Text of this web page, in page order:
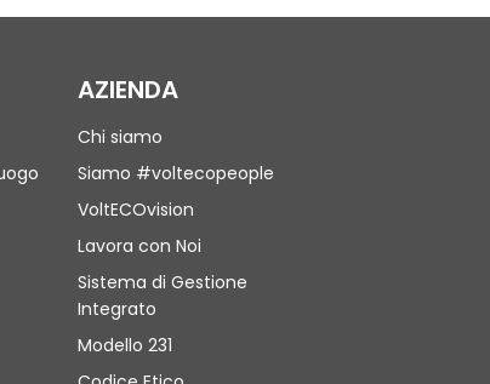
AZIENDA
Chi siamo
Siamo #voltecopeople
VoltECOvision
Lavora con Noi
Sistema di Gestione
Integrato
Modello 231